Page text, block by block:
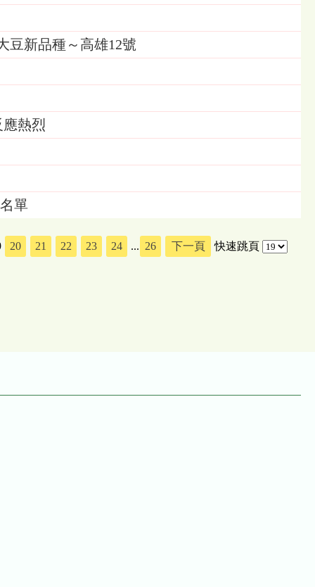
豆新品種～高雄12號
熱烈
單
20 21 22 23 24 ... 26 下一頁 快速跳頁